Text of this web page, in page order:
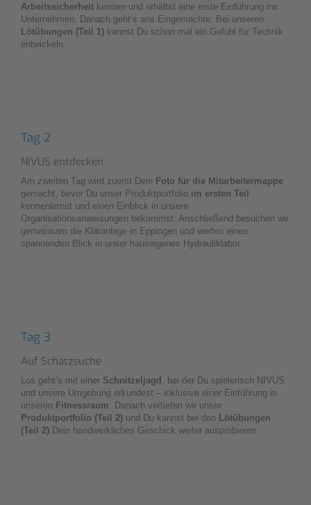
Arbeitssicherheit kennen und erhältst eine erste Einführung ins
Unternehmen. Danach geht’s ans Eingemachte: Bei unseren
Lötübungen (Teil 1) kannst Du schon mal ein Gefühl für Technik
entwickeln.
Tag 2
NIVUS entdecken
Am zweiten Tag wird zuerst Dein Foto für die Mitarbeitermappe
gemacht, bevor Du unser Produktportfolio im ersten Teil
kennenlernst und einen Einblick in unsere
Organisationsanweisungen bekommst. Anschließend besuchen wir
gemeinsam die Kläranlage in Eppingen und werfen einen
spannenden Blick in unser hauseigenes Hydrauliklabor.
Tag 3
Auf Schatzsuche
Los geht’s mit einer Schnitzeljagd
, bei der Du spielerisch NIVUS
und unsere Umgebung erkundest – inklusive einer Einführung in
unseren Fitnessraum . Danach vertiefen wir unser
Produktportfolio (Teil 2) und Du kannst bei den
Lötübungen
(Teil 2) Dein handwerkliches Geschick weiter ausprobieren.